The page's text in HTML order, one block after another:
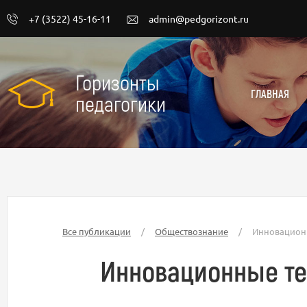
+7 (3522) 45-16-11 admin@pedgorizont.ru
Горизонты
педагогики
ГЛАВНАЯ
Все публикации / Обществознание /
Инновационные